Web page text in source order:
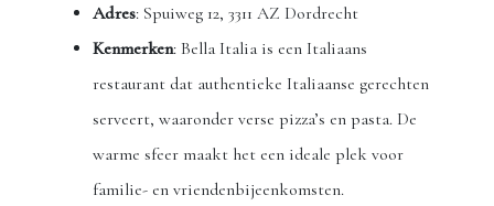
Adres: Spuiweg 12, 3311 AZ Dordrecht
Kenmerken: Bella Italia is een Italiaans
restaurant dat authentieke Italiaanse gerechten
serveert, waaronder verse pizza’s en pasta. De
warme sfeer maakt het een ideale plek voor
familie- en vriendenbijeenkomsten.